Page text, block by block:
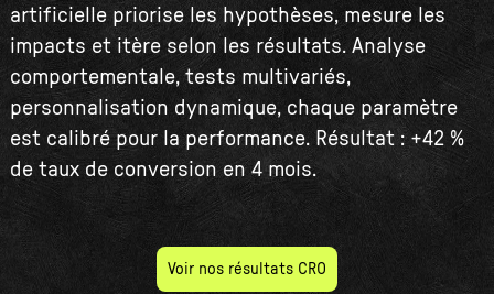
artificielle priorise les hypothèses, mesure les
impacts et itère selon les résultats. Analyse
comportementale, tests multivariés,
personnalisation dynamique, chaque paramètre
est calibré pour la performance. Résultat : +42 %
de taux de conversion en 4 mois.
Voir nos résultats CRO